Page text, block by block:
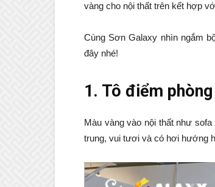
vàng cho nội thất trên kết hợp
Cùng Sơn Galaxy nhìn ngắm
đây nhé!
1. Tô điểm
Màu vàng vào nội thất như
trung, vui tươi và có hơi hướng